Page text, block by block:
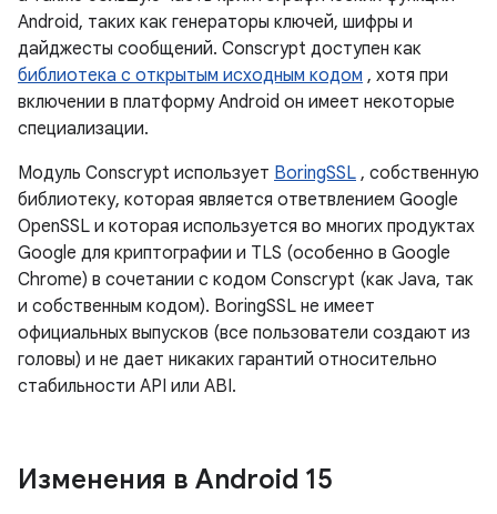
Android, таких как генераторы ключей, шифры и
дайджесты сообщений. Conscrypt доступен как
библиотека с открытым исходным кодом , хотя при
включении в платформу Android он имеет некоторые
специализации.
Модуль Conscrypt использует BoringSSL , собственную
библиотеку, которая является ответвлением Google
OpenSSL и которая используется во многих продуктах
Google для криптографии и TLS (особенно в Google
Chrome) в сочетании с кодом Conscrypt (как Java, так
и собственным кодом). BoringSSL не имеет
официальных выпусков (все пользователи создают из
головы) и не дает никаких гарантий относительно
стабильности API или ABI.
Изменения в Android 15